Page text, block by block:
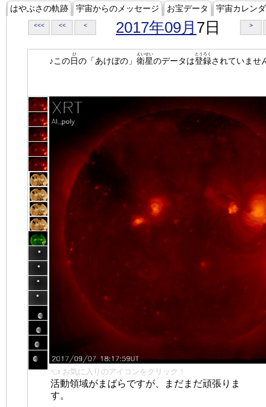
はやぶさの軌跡 宇宙からのメッセージ お宝データ 宇宙カレン
<<< << < 2017年09月 7日 >
♪この日
ひ
の「あけぼの」 衛星
えいせい
のデータは登録
とうろく
されていませ
👈 お気に入りのアイコンをクリック！
活動領域がまばらですが、まだまだ頑張りま
す。